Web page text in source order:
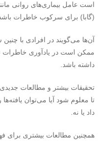
است عامل بیماری‌های روانی
(گابا) برای سرکوب خاطرات
آن‌ها می‌گویند در افرادی با
ممکن است در یادآوری خاطرات
داشته باشد.
تحقیقات بیشتر و مطالعات
تا معلوم شود آیا می‌توان
داد یا نه.
همچنین مطالعات بیشتری برای